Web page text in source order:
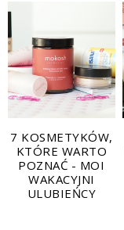
7 KOSMETYKÓW,
KTÓRE WARTO
POZNAĆ - MOI
WAKACYJNI
ULUBIEŃCY